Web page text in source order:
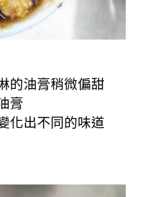
的油膏稍微偏甜
膏
化出不同的味道